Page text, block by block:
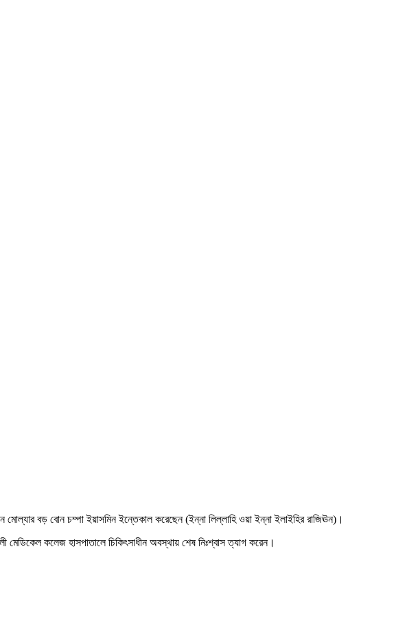
বড় বোন চম্পা ইয়াসমিন ইন্তেকাল করেছেন (ইন্না লিল্লাহি ওয়া ইন্না ইলাইহির রাজিঊন)।
কলেজ হাসপাতালে চিকিৎসাধীন অবস্থায় শেষ নিঃশ্বাস ত্যাগ করেন।